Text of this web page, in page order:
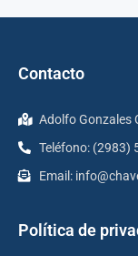
Contacto
Adolfo Gonzales
Teléfono: (2983)
Email:
Política de